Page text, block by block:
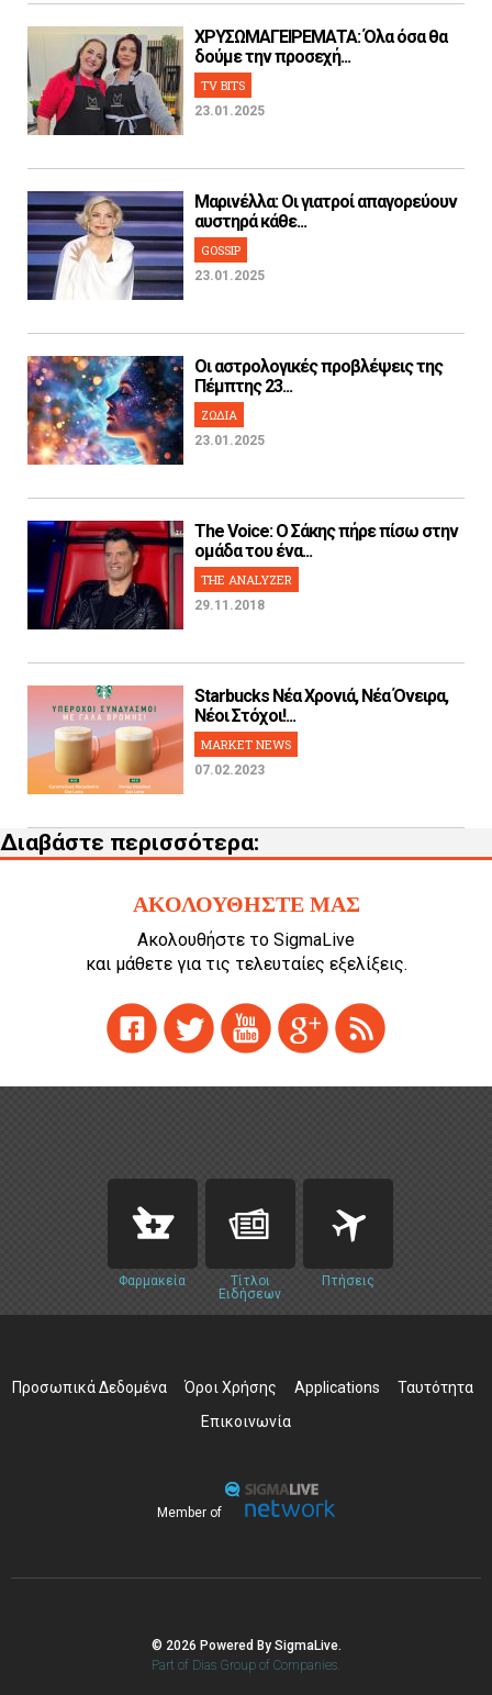
ΧΡΥΣΩΜΑΓΕΙΡΕΜΑΤΑ: Όλα όσα θα
δούμε την προσεχή...
TV BITS
23.01.2025
Μαρινέλλα: Οι γιατροί απαγορεύουν
αυστηρά κάθε...
GOSSIP
23.01.2025
Οι αστρολογικές προβλέψεις της
Πέμπτης 23...
ΖΩΔΙΑ
23.01.2025
The Voice: Ο Σάκης πήρε πίσω στην
ομάδα του ένα...
THE ANALYZER
29.11.2018
Starbucks Νέα Χρονιά, Νέα Όνειρα,
Νέοι Στόχοι!...
MARKET NEWS
07.02.2023
Διαβάστε περισσότερα:
ΑΚΟΛΟΥΘΗΣΤΕ ΜΑΣ
Ακολουθήστε το SigmaLive
και μάθετε για τις τελευταίες εξελίξεις.
Φαρμακεία
Τίτλοι
Ειδήσεων
Πτήσεις
Προσωπικά Δεδομένα Όροι Χρήσης Applications
Ταυτότητα
Επικοινωνία
Member of
© 2026 Powered By SigmaLive.
Part of Dias Group of Companies.